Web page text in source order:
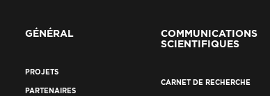
GÉNÉRAL
PROJETS
PARTENAIRES
COMMUNICATIONS
SCIENTIFIQUES
CARNET DE RECHERCHE